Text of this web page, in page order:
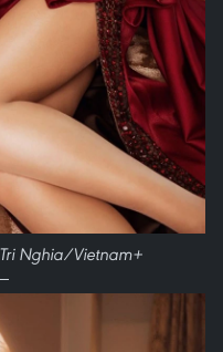
Nghia/Vietnam+